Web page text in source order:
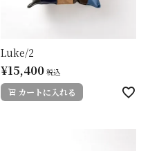
Luke/2
¥15,400 税込
カートに入れる